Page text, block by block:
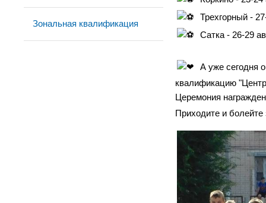
Зональная квалификация
Трехгорный -
Сатка - 26-29
А уже сегодня
квалификацию
Церемония
Приходите и